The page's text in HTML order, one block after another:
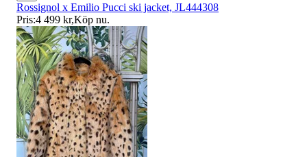
Rossignol x Emilio Pucci ski jacket, JL444308
Pris:4 499 kr,Köp nu.